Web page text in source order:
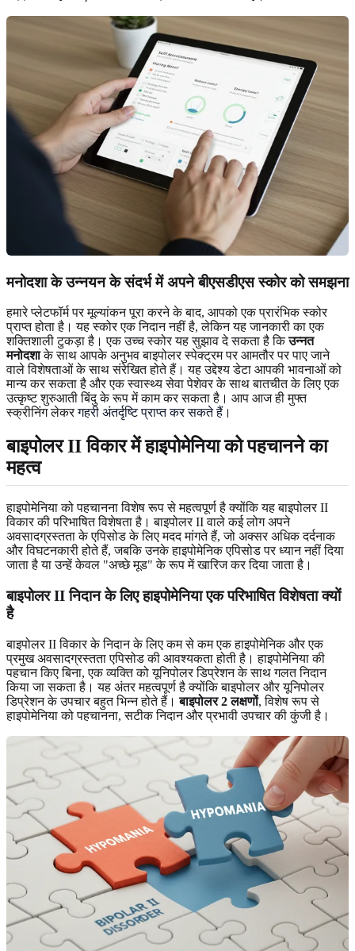
मनोदशा के उन्नयन के संदर्भ में अपने बीएसडीएस स्कोर को समझना
हमारे प्लेटफॉर्म पर मूल्यांकन पूरा करने के बाद, आपको एक प्रारंभिक स्कोर
प्राप्त होता है। यह स्कोर एक निदान नहीं है, लेकिन यह जानकारी का एक
शक्तिशाली टुकड़ा है। एक उच्च स्कोर यह सुझाव दे सकता है किउन्नत
मनोदशाके साथ आपके अनुभव बाइपोलर स्पेक्ट्रम पर आमतौर पर पाए जाने
वाले विशेषताओं के साथ संरेखित होते हैं। यह उद्देश्य डेटा आपकी भावनाओं को
मान्य कर सकता है और एक स्वास्थ्य सेवा पेशेवर के साथ बातचीत के लिए एक
उत्कृष्ट शुरुआती बिंदु के रूप में काम कर सकता है। आप आज ही मुफ्त
स्क्रीनिंग लेकरगहरी अंतर्दृष्टि प्राप्त कर सकते हैं ।
बाइपोलर II विकार में हाइपोमेनिया को पहचानने का
महत्व
हाइपोमेनिया को पहचानना विशेष रूप से महत्वपूर्ण है क्योंकि यह बाइपोलर II
विकार की परिभाषित विशेषता है। बाइपोलर II वाले कई लोग अपने
अवसादग्रस्तता के एपिसोड के लिए मदद मांगते हैं, जो अक्सर अधिक दर्दनाक
और विघटनकारी होते हैं, जबकि उनके हाइपोमेनिक एपिसोड पर ध्यान नहीं दिया
जाता है या उन्हें केवल "अच्छे मूड" के रूप में खारिज कर दिया जाता है।
बाइपोलर II निदान के लिए हाइपोमेनिया एक परिभाषित विशेषता क्यों
है
बाइपोलर II विकार के निदान के लिए कम से कम एक हाइपोमेनिक और एक
प्रमुख अवसादग्रस्तता एपिसोड की आवश्यकता होती है। हाइपोमेनिया की
पहचान किए बिना, एक व्यक्ति को यूनिपोलर डिप्रेशन के साथ गलत निदान
किया जा सकता है। यह अंतर महत्वपूर्ण है क्योंकि बाइपोलर और यूनिपोलर
डिप्रेशन के उपचार बहुत भिन्न होते हैं।बाइपोलर 2 लक्षणों, विशेष रूप से
हाइपोमेनिया को पहचानना, सटीक निदान और प्रभावी उपचार की कुंजी है।